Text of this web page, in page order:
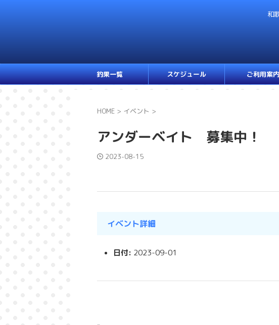
和
釣果一覧 スケジュール ご利用案内
HOME > イベント >
アンダーベイト 募集中！
2023-08-15
イベント詳細
日付: 2023-09-01